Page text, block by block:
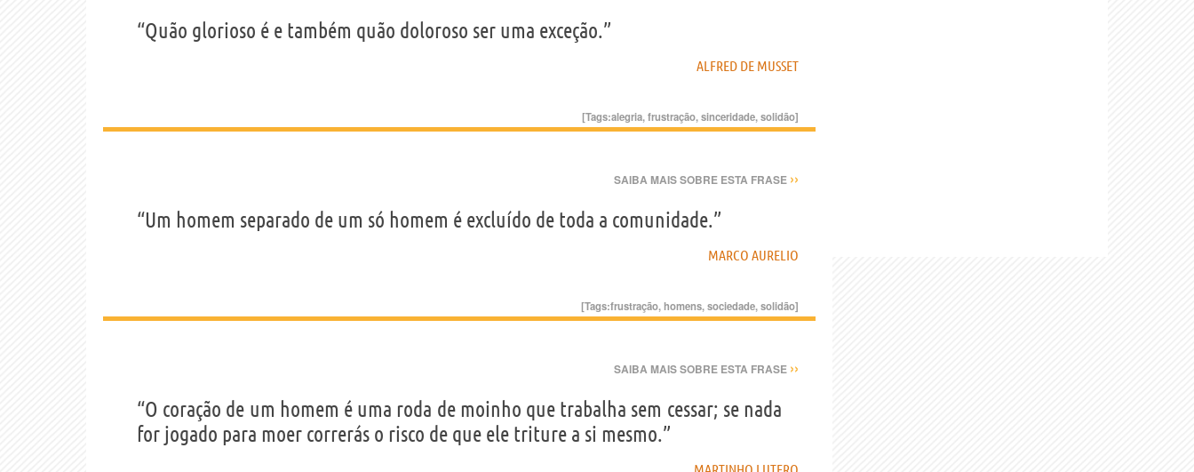
“Quão glorioso é e também quão doloroso ser uma exceção.”
ALFRED DE MUSSET
[Tags:alegria,frustração,sinceridade,solidão]
SAIBA MAIS SOBRE ESTA FRASE ››
“Um homem separado de um só homem é excluído de toda a comunidade.”
MARCO AURELIO
[Tags:frustração,homens,sociedade,solidão]
SAIBA MAIS SOBRE ESTA FRASE ››
“O coração de um homem é uma roda de moinho que trabalha sem cessar; se nada
for jogado para moer correrás o risco de que ele triture a si mesmo.”